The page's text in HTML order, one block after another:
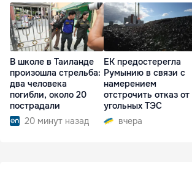
В школе в Таиланде
произошла стрельба:
два человека
погибли, около 20
пострадали
20 минут назад
ЕК предостерегла
Румынию в связи с
намерением
отстрочить отказ от
угольных ТЭС
вчера